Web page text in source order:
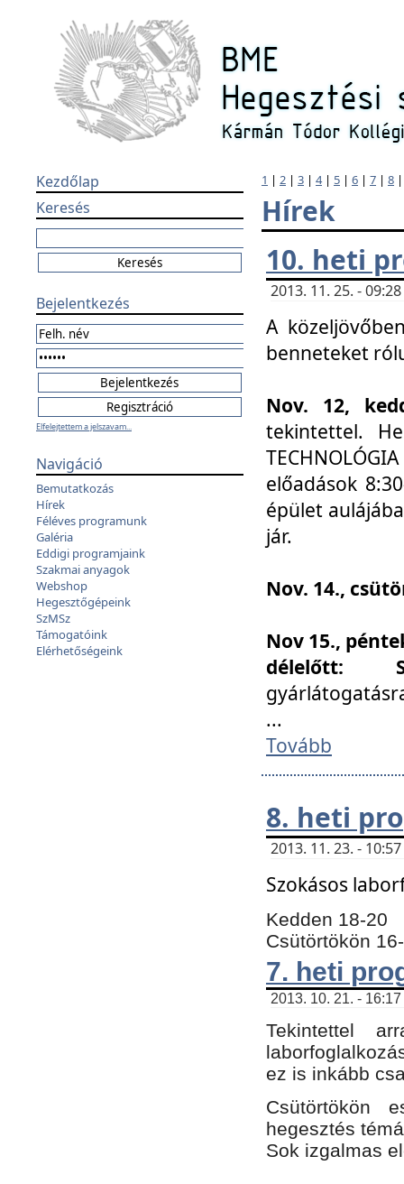
Kezdőlap
Keresés
Bejelentkezés
Elfelejtettem a jelszavam...
Navigáció
Bemutatkozás
Hírek
Féléves programunk
Galéria
Eddigi programjaink
Szakmai anyagok
Webshop
Hegesztőgépeink
SzMSz
Támogatóink
Elérhetőségeink
1 | 2 | 3 | 4| 5 | 6 | 7 | 8
Hírek
10. heti
2013. 11. 25. -
A
benneteket
Nov. 12,
tekintettel.
előadások
épület
jár.
Nov. 14.,
Nov 15.,
délelőtt:
...
Tovább
8. heti
2013. 11. 23. -
Szokásos
Kedden 18-20
Csütörtökön
7. heti
2013. 10. 21. -
Tekintettel
ez is inkább
Csütörtökön
hegesztés
Sok izgalmas